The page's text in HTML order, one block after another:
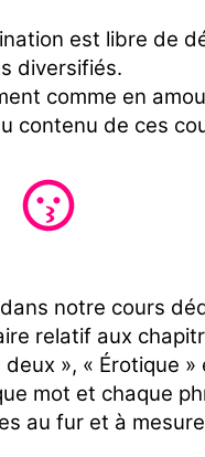
est libre de
diversifiés.
comme en
contenu de ces
notre cours
relatif aux
», « Érotique »
mot et chaque
au fur et à